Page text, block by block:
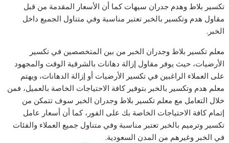
تكسير بلاط وهدم جدران سيهات كما أن الأسعار المقدمة من قبل
مقاول هدم وتكسير بالخبر تعتبر مناسبة وفي متناول الجميع داخل
الخبر.
معلم تكسير بلاط وجدران الخبر من بين المتخصصين في تكسير
الأرضيات، حيث يوفر مقاول إزالة دهانات بالشرقية الوقت والمجهود
على العملاء الراغبين في تكسير الأرضيات أو إزالة الدهانات، ويهتم
معلم هدم وتكسير بالخبر بتوفير كافة الاحتياجات الخاصة بالعميل، فمن
خلال التعامل مع معلم تكسير بلاط وجدران الخبر سوف تتمكن من
إتمام كافة الاحتياجات الخاصة بك على الفور، كما أن أسعار عامل
تكسير وترميم بالخبر تعتبر مناسبة وفي متناول جميع العملاء والفئات
في الخبر وغيرهم من المدن السعودية.